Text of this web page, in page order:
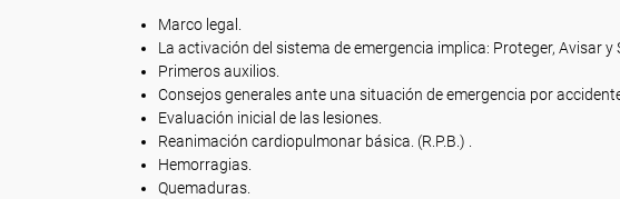
Marco legal.
La activación del sistema de emergencia implica: Proteger, Avisar y
Primeros auxilios.
Consejos generales ante una situación de emergencia por
Evaluación inicial de las lesiones.
Reanimación cardiopulmonar básica. (R.P.B.) .
Hemorragias.
Quemaduras.